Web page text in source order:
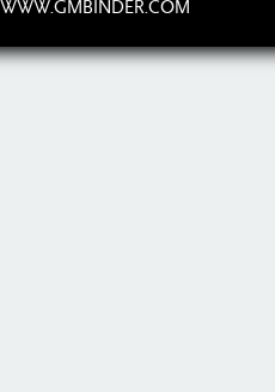
WWW.GMBINDER.COM